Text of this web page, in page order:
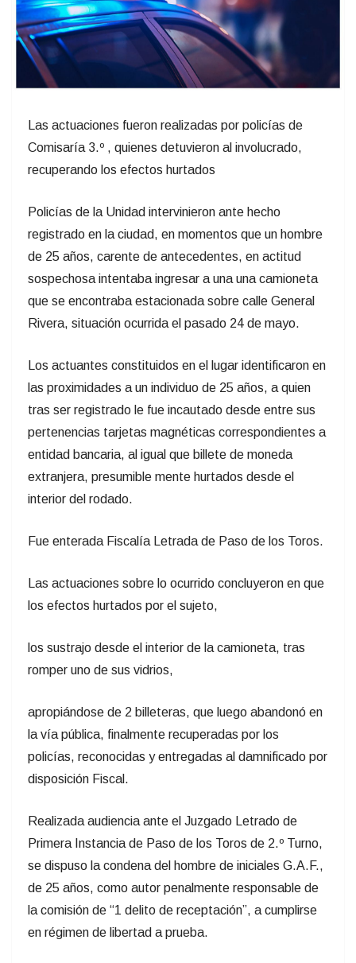
Las actuaciones fueron realizadas por policías de
Comisaría 3.º , quienes detuvieron al involucrado,
recuperando los efectos hurtados
Policías de la Unidad intervinieron ante hecho
registrado en la ciudad, en momentos que un hombre
de 25 años, carente de antecedentes, en actitud
sospechosa intentaba ingresar a una una camioneta
que se encontraba estacionada sobre calle General
Rivera, situación ocurrida el pasado 24 de mayo.
Los actuantes constituidos en el lugar identificaron en
las proximidades a un individuo de 25 años, a quien
tras ser registrado le fue incautado desde entre sus
pertenencias tarjetas magnéticas correspondientes a
entidad bancaria, al igual que billete de moneda
extranjera, presumible mente hurtados desde el
interior del rodado.
Fue enterada Fiscalía Letrada de Paso de los Toros.
Las actuaciones sobre lo ocurrido concluyeron en que
los efectos hurtados por el sujeto,
los sustrajo desde el interior de la camioneta, tras
romper uno de sus vidrios,
apropiándose de 2 billeteras, que luego abandonó en
la vía pública, finalmente recuperadas por los
policías, reconocidas y entregadas al damnificado por
disposición Fiscal.
Realizada audiencia ante el Juzgado Letrado de
Primera Instancia de Paso de los Toros de 2.º Turno,
se dispuso la condena del hombre de iniciales G.A.F.,
de 25 años, como autor penalmente responsable de
la comisión de “1 delito de receptación”, a cumplirse
en régimen de libertad a prueba.